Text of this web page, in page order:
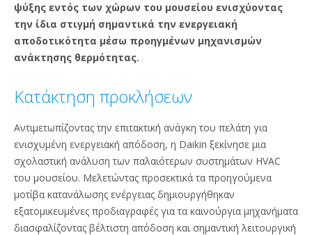
ψύξης εντός των χώρων του μουσείου ενισχύοντας
την ίδια στιγμή σημαντικά την ενεργειακή
αποδοτικότητα μέσω προηγμένων μηχανισμών
ανάκτησης θερμότητας.
Κατάκτηση προκλήσεων
Αντιμετωπίζοντας την επιτακτική ανάγκη του πελάτη για
ενισχυμένη ενεργειακή απόδοση, η Daikin ξεκίνησε μια
σχολαστική ανάλυση των παλαιότερων συστημάτων HVAC
του μουσείου. Μελετώντας προσεκτικά τα προηγούμενα
μοτίβα κατανάλωσης ενέργειας δημιουργήθηκαν
εξατομικευμένες προδιαγραφές για τα καινούργια μηχανήματα
διασφαλίζοντας βέλτιστη απόδοση και σημαντική λειτουργική